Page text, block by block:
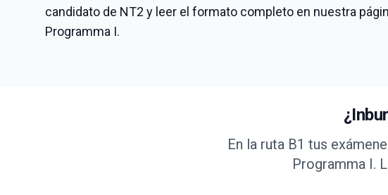
candidato de NT2 y leer el formato completo en nuestra
Programma I.
En la ruta B1 tus
Programma I.